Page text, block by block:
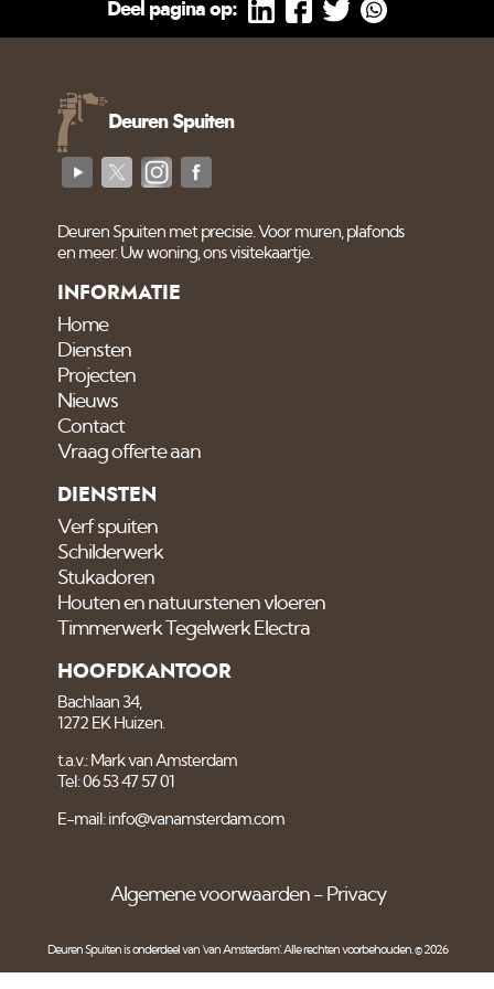
Deel pagina op:
Deuren Spuiten
Deuren Spuiten met precisie. Voor muren, plafonds
en meer. Uw woning, ons visitekaartje.
INFORMATIE
Home
Diensten
Projecten
Nieuws
Contact
Vraag offerte aan
DIENSTEN
Verf spuiten
Schilderwerk
Stukadoren
Houten en natuurstenen vloeren
Timmerwerk Tegelwerk Electra
HOOFDKANTOOR
Bachlaan 34,
1272 EK Huizen.
t.a.v.: Mark van Amsterdam
Tel: 06 53 47 57 01
E-mail: info@vanamsterdam.com
Algemene voorwaarden Privacy
Deuren Spuiten is onderdeel van'van Amsterdam'. Alle rechten voorbehouden. © 2026